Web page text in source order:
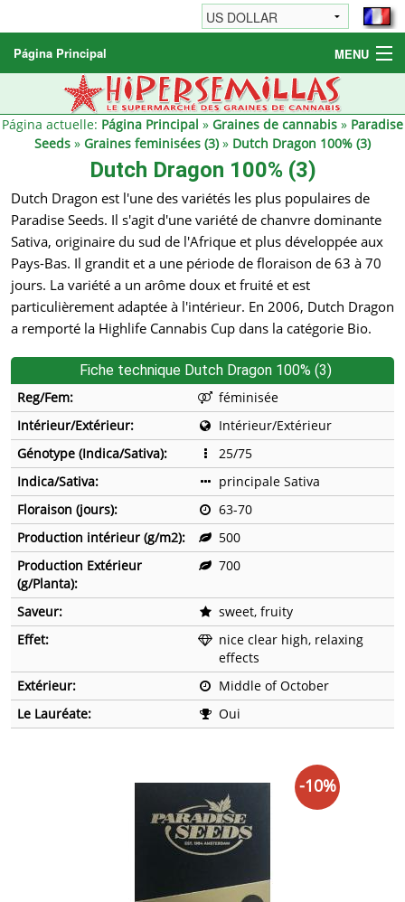
Página Principal MENU
Graines de cannabis
Autres produits
Página actuelle: Página Principal » Graines de cannabis » Paradise
Seeds » Graines feminisées (3)» Dutch Dragon 100% (3)
Dutch Dragon 100% (3)
Dutch Dragon est l'une des variétés les plus populaires de
Paradise Seeds. Il s'agit d'une variété de chanvre dominante
Sativa, originaire du sud de l'Afrique et plus développée aux
Pays-Bas. Il grandit et a une période de floraison de 63 à 70
jours. La variété a un arôme doux et fruité et est
particulièrement adaptée à l'intérieur. En 2006, Dutch Dragon
a remporté la Highlife Cannabis Cup dans la catégorie Bio.
Fiche technique Dutch Dragon 100% (3)
Reg/Fem:
féminisée
Intérieur/Extérieur:
Intérieur/Extérieur
Génotype (Indica/Sativa):
25/75
Indica/Sativa:
principale Sativa
Floraison (jours):
63-70
Production intérieur (g/m2):
500
Production Extérieur
(g/Planta):
700
Saveur:
sweet, fruity
Effet:
nice clear high, relaxing
effects
Extérieur:
Middle of October
Le Lauréate:
Oui
-10%